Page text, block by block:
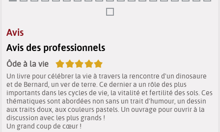
Avis
Avis des professionnels
Ôde à la vie 5/5
Un livre pour célébrer la vie à travers la rencontre d'un dinosaure
et de Bernard, un ver de terre. Ce dernier a un rôle des plus
importants dans les cycles de vie, la vitalité et fertilité des sols. Ces
thématiques sont abordées non sans un trait d'humour, un dessin
aux traits doux, aux couleurs pastels. Un ouvrage pour ouvrir à la
discussion avec les plus grands !
Un grand coup de cœur !